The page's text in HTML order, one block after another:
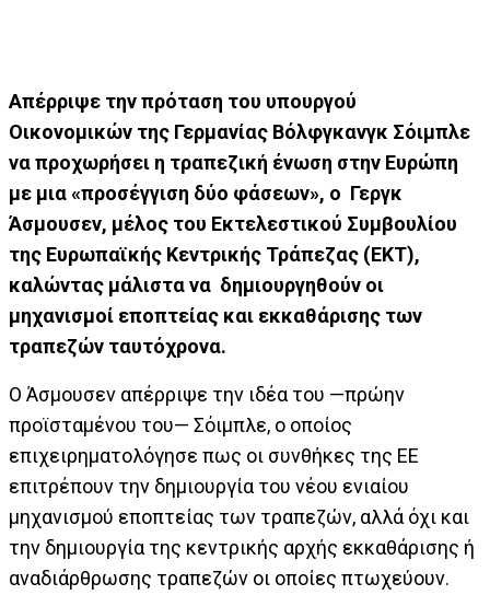
Aπέρριψε την πρόταση του υπουργού
Οικονομικών της Γερμανίας Βόλφγκανγκ Σόιμπλε
να προχωρήσει η τραπεζική ένωση στην Ευρώπη
με μια «προσέγγιση δύο φάσεων», o Γεργκ
Άσμουσεν, μέλος του Εκτελεστικού Συμβουλίου
της Ευρωπαϊκής Κεντρικής Τράπεζας (ΕΚΤ),
καλώντας μάλιστα να δημιουργηθούν οι
μηχανισμοί εποπτείας και εκκαθάρισης των
τραπεζών ταυτόχρονα.
Ο Άσμουσεν απέρριψε την ιδέα του —πρώην
προϊσταμένου του— Σόιμπλε, ο οποίος
επιχειρηματολόγησε πως οι συνθήκες της ΕΕ
επιτρέπουν την δημιουργία του νέου ενιαίου
μηχανισμού εποπτείας των τραπεζών, αλλά όχι και
την δημιουργία της κεντρικής αρχής εκκαθάρισης ή
αναδιάρθρωσης τραπεζών οι οποίες πτωχεύουν.